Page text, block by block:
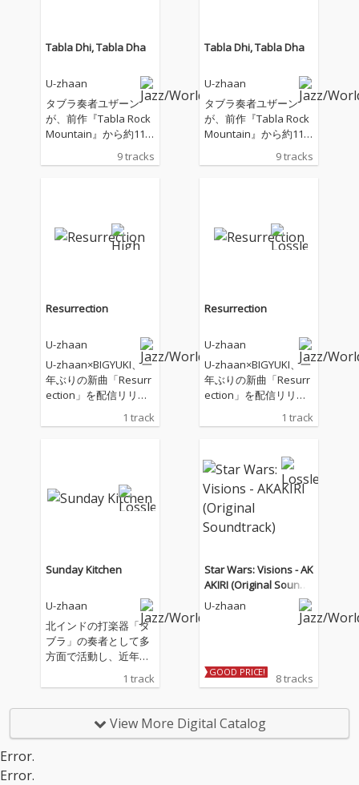
Tabla Dhi, Tabla Dha
U-zhaan
タブラ奏者ユザーン
が、前作『Tabla Rock
Mountain』から約11
年ぶりとなるニューア
ルバム『Tabla Dhi, Ta
華ゲスト陣とのコラボ
レーションを通じてタ
ホップ、電子音楽、ポ
ップス、インド古典音
し続けてきたユザーン
ならではの唯一無二な
音世界が楽しめます。
鎮座DOPENESS、Corn
レグミ、原口沙輔らと
ンガル語ラップ曲、そ
してインドの超人気シ
タール奏者であるPurb
hi Sakamoto + U-zhaa
ログ盤のみでリリース
された「Tibetan Danc
e」も新ミックスで収
録するなど、まさに盛
りだくさんの内容とな
っています。 5拍子、7
拍子楽曲の多さも本作
の特徴のひとつ。あま
り耳慣れないかもしれ
9 tracks
Tabla Dhi, Tabla Dha
U-zhaan
タブラ奏者ユザーン
が、前作『Tabla Rock
Mountain』から約11
年ぶりとなるニューア
ルバム『Tabla Dhi, Ta
華ゲスト陣とのコラボ
レーションを通じてタ
ホップ、電子音楽、ポ
ップス、インド古典音
し続けてきたユザーン
ならではの唯一無二な
音世界が楽しめます。
鎮座DOPENESS、Corn
レグミ、原口沙輔らと
ル人ラッパーCizzyをフ
ィーチャリングしたベ
ンガル語ラップ曲、そ
タール奏者であるPurb
ayan Chatterjeeを迎
hi Sakamoto + U-zhaa
nとして2015年にアナ
ログ盤のみでリリース
された「Tibetan Danc
りだくさんの内容とな
っています。 5拍子、7
拍子楽曲の多さも本作
の特徴のひとつ。あま
り耳慣れないかもしれ
9 tracks
Resurrection
U-zhaan
U-zhaan×BIGYUKI、一
年ぶりの新曲「Resurr
ection」を配信リリー
1 track
Resurrection
U-zhaan
U-zhaan×BIGYUKI、一
年ぶりの新曲「Resurr
ection」を配信リリー
1 track
Sunday Kitchen
U-zhaan
北インドの打楽器「タ
ブラ」の奏者として多
方面で活動し、近年は
鎮座DOPENESSや蓮沼
執太など様々なジャン
コラボレーションを行
うU-zhaanと、ニュー
1 track
Star Wars: Visions - AK
AKIRI (Original Soundtr
ack)
U-zhaan
GOOD PRICE! 8 tracks
View More Digital Catalog
Error.
Error.